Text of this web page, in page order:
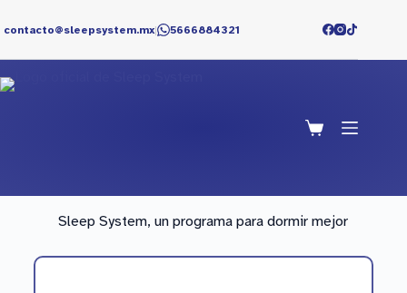
contacto@sleepsystem.mx| 5666884321
Sleep System, un programa para dormir mejor